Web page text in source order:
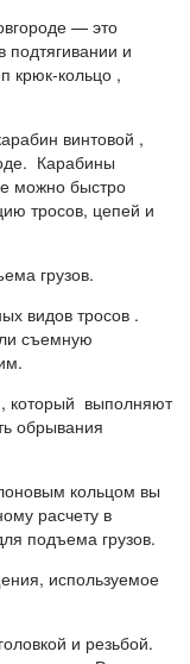
— это
подтягивании и
крюк-кольцо ,
винтовой ,
Карабины
можно быстро
тросов, цепей и
грузов.
видов тросов .
съемную
выполняют
обрывания
кольцом вы
расчету в
подъема грузов.
используемое
и резьбой.